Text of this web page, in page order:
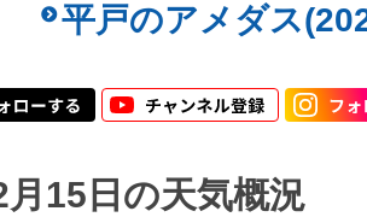
平戸のアメダス
15日の天気概況